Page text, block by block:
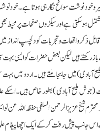
نوشت سوانح نگار ہی ہوتا ہے۔خود
ہوسکتی ہے اور سیکڑوں صفحات پر
ذکر واقعات وتجربات کو دلچسپ انداز
رکھتے ہیں لیکن بعض حضرات کو ایسی
آبادی)میں جابجا ملتے ہیں۔اردو میں
(جوش ملیح آبادی )بطور خاص
شیخ عزیزالرحمن السلفی حفظہ
جانب پیش رفت کرکے ایک اچھا پیغام